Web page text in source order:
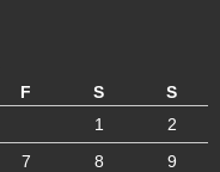
F S S
1
2
7 8
9